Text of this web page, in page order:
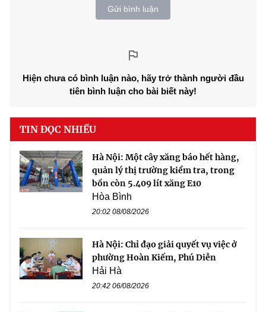
Gửi bình luận
Hiện chưa có bình luận nào, hãy trở thành người đầu
tiên bình luận cho bài biết này!
TIN ĐỌC NHIỀU
Hà Nội: Một cây xăng báo hết hàng,
quản lý thị trường kiểm tra, trong
bồn còn 5.409 lít xăng E10
Hòa Bình
20:02 08/08/2026
Hà Nội: Chỉ đạo giải quyết vụ việc ở
phường Hoàn Kiếm, Phú Diễn
Hải Hà
20:42 06/08/2026